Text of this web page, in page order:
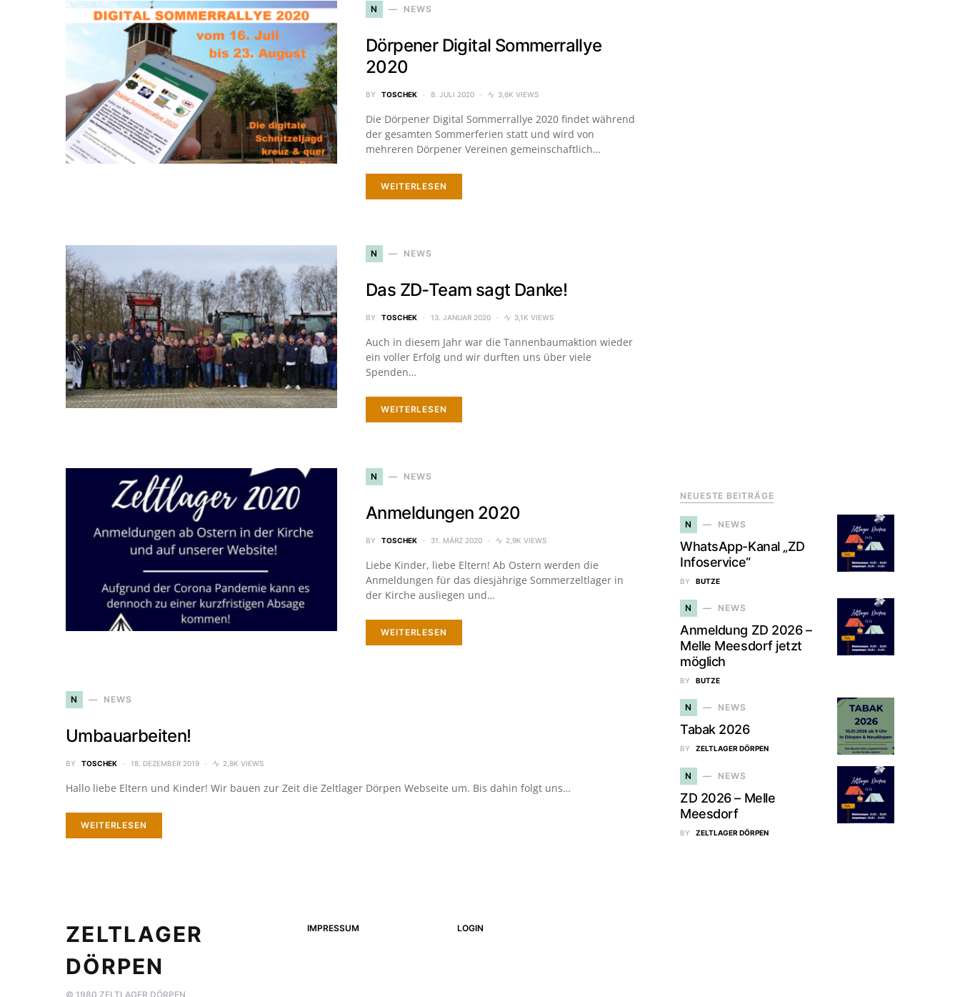
N NEWS
Dörpener Digital Sommerrallye
2020
BY TOSCHEK 8. JULI 2020 3,6K VIEWS
Die Dörpener Digital Sommerrallye 2020 findet während
der gesamten Sommerferien statt und wird von
mehreren Dörpener Vereinen gemeinschaftlich…
WEITERLESEN
N NEWS
Das ZD-Team sagt Danke!
BY TOSCHEK 13. JANUAR 2020 3,1K VIEWS
Auch in diesem Jahr war die Tannenbaumaktion wieder
ein voller Erfolg und wir durften uns über viele
Spenden…
WEITERLESEN
N NEWS
Anmeldungen 2020
BY TOSCHEK 31. MÄRZ 2020 2,9K VIEWS
Liebe Kinder, liebe Eltern! Ab Ostern werden die
Anmeldungen für das diesjährige Sommerzeltlager in
der Kirche ausliegen und…
WEITERLESEN
N NEWS
Umbauarbeiten!
BY TOSCHEK 18. DEZEMBER 2019 2,8K VIEWS
Hallo liebe Eltern und Kinder! Wir bauen zur Zeit die Zeltlager Dörpen Webseite um. Bis dahin folgt uns…
WEITERLESEN
NEUESTE BEITRÄGE
N NEWS
WhatsApp-Kanal „ZD
Infoservice“
BY BUTZE
N NEWS
Anmeldung ZD 2026 –
Melle Meesdorf jetzt
möglich
BY BUTZE
N NEWS
Tabak 2026
BY ZELTLAGER DÖRPEN
N NEWS
ZD 2026 – Melle
Meesdorf
BY ZELTLAGER DÖRPEN
ZELTLAGER
DÖRPEN
© 1980 ZELTLAGER DÖRPEN
IMPRESSUM LOGIN